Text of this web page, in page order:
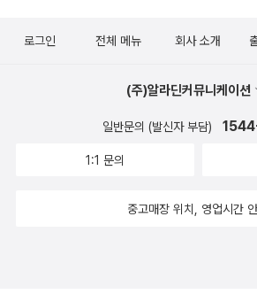
로그인 전체 메뉴 회사 소개
(주)알라딘커뮤니케이션
일반문의 (발신자 부담)
1:1 문의
중고매장 위치, 영업시간